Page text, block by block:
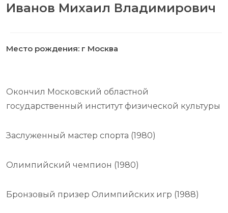
Иванов Михаил Владимирович
Место рождения: г Москва
Окончил Московский областной
государственный институт физической культуры
Заслуженный мастер спорта (1980)
Олимпийский чемпион (1980)
Бронзовый призер Олимпийских игр (1988)